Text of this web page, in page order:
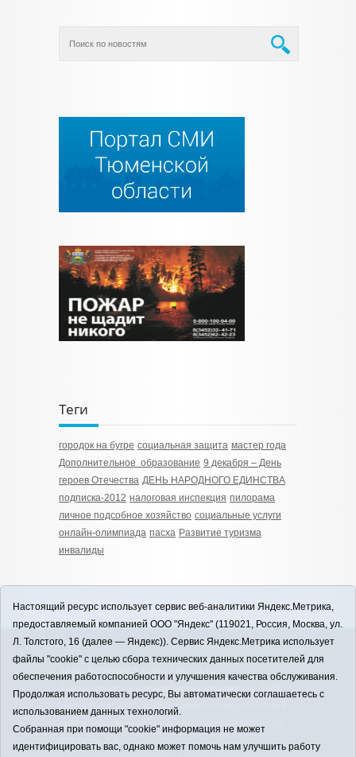
Теги
городок на бугре социальная защита мастер года
Дополнительное образование 9 декабря – День
героев Отечества ДЕНЬ НАРОДНОГО ЕДИНСТВА
подписка-2012 налоговая инспекция пилорама
личное подсобное хозяйство социальные услуги
онлайн-олимпиада пасха Развитие туризма
инвалиды
12+
ЗАВОДОУКОВСК online / Новости
Заводоуковского муниципального округа, 2026
Учредитель: АНО "Информационно-издательский
центр "Заводоуковские вести". Главный редактор:
Настоящий ресурс использует сервис веб-аналитики Яндекс.Метрика,
предоставляемый компанией ООО "Яндекс" (119021, Россия, Москва, ул.
Л. Толстого, 16 (далее — Яндекс)). Сервис Яндекс.Метрика использует
файлы "cookie" с целью сбора технических данных посетителей для
обеспечения работоспособности и улучшения качества обслуживания.
Продолжая использовать ресурс, Вы автоматически соглашаетесь с
использованием данных технологий.
Собранная при помощи "cookie" информация не может
идентифицировать вас, однако может помочь нам улучшить работу